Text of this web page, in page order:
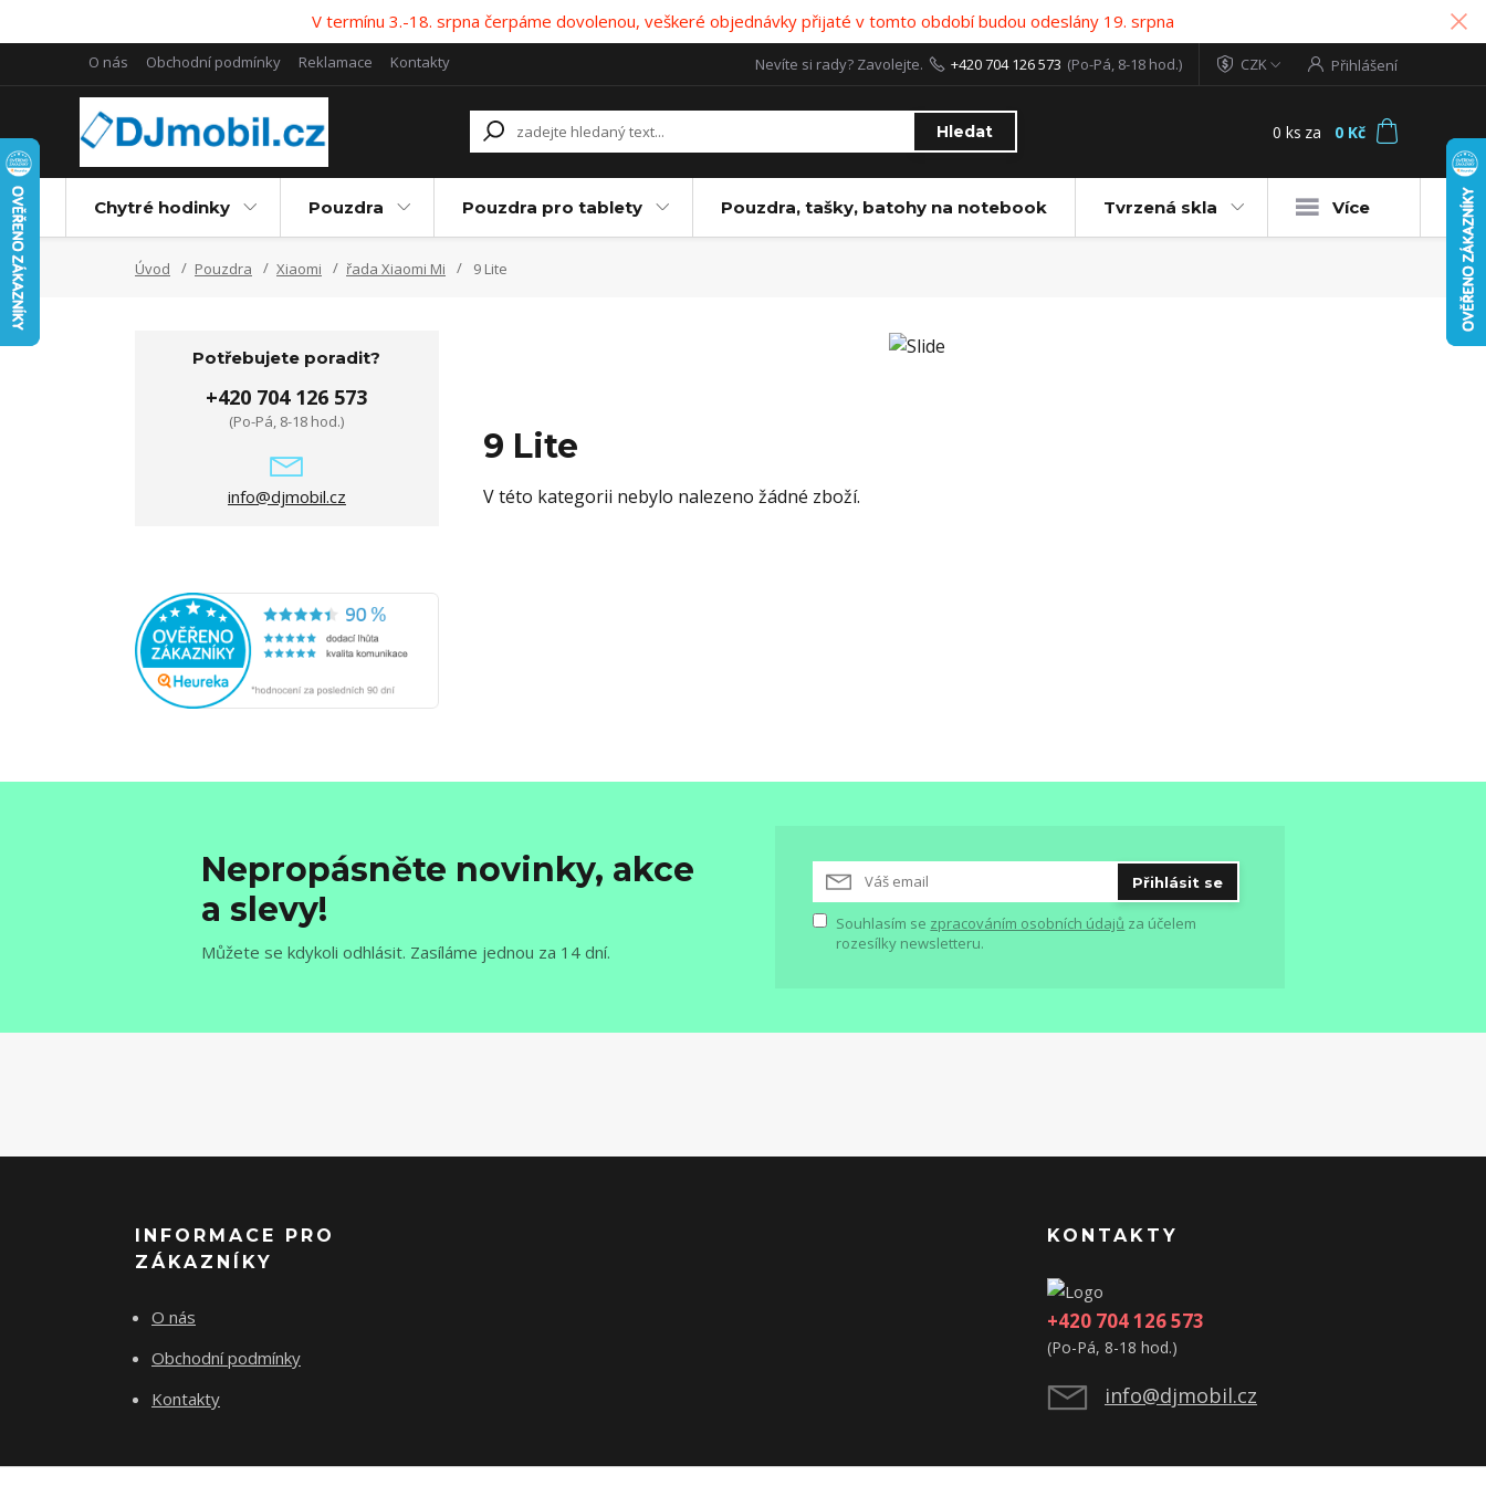
V termínu 3.-18. srpna čerpáme dovolenou, veškeré objednávky přijaté v tomto období budou odeslány 19. srpna
O nás Obchodní podmínky Reklamace Kontakty CZK Přihlášení
Hledat
Nevíte si rady? Zavolejte. +420 704 126 573 (Po-Pá, 8-18 hod.)
0 ks za 0 Kč
Chytré hodinky Pouzdra Pouzdra pro tablety Pouzdra, tašky, batohy na notebook Tvrzená skla Více
Úvod Pouzdra Xiaomi řada Xiaomi Mi 9 Lite
9 Lite
V této kategorii nebylo nalezeno žádné zboží.
Potřebujete poradit?
+420 704 126 573
(Po-Pá, 8-18 hod.)
info@djmobil.cz
Nepropásněte novinky, akce
a slevy!
Můžete se kdykoli odhlásit. Zasíláme jednou za 14 dní.
Přihlásit se
Souhlasím se zpracováním osobních údajů za účelem
rozesílky newsletteru.
INFORMACE PRO
ZÁKAZNÍKY
O nás
Obchodní podmínky
Kontakty
KONTAKTY
+420 704 126 573
(Po-Pá, 8-18 hod.)
info@djmobil.cz